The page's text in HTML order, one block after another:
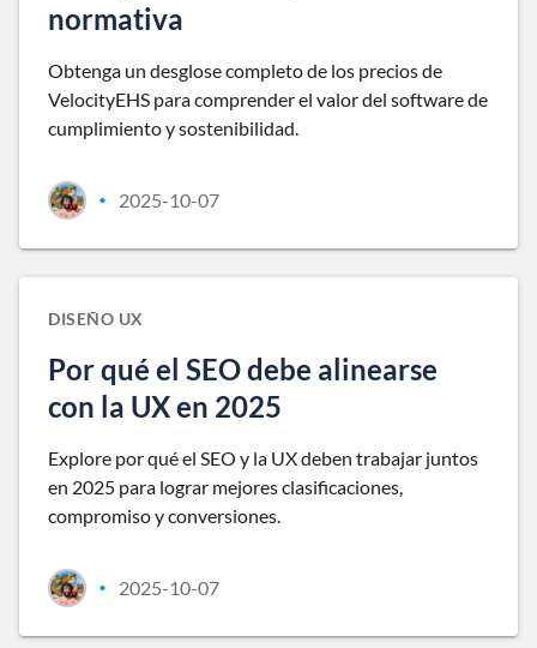
normativa
Obtenga un desglose completo de los precios de
VelocityEHS para comprender el valor del software de
cumplimiento y sostenibilidad.
• 2025-10-07
DISEÑO UX
Por qué el SEO debe alinearse
con la UX en 2025
Explore por qué el SEO y la UX deben trabajar juntos
en 2025 para lograr mejores clasificaciones,
compromiso y conversiones.
• 2025-10-07